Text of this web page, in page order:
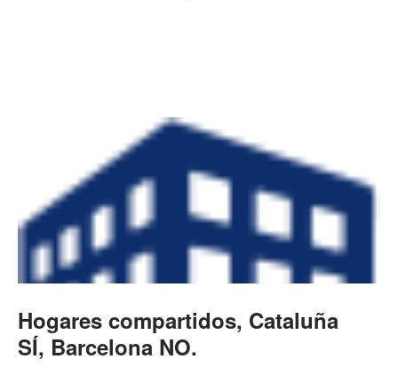
Hogares compartidos, Cataluña
SÍ, Barcelona NO.